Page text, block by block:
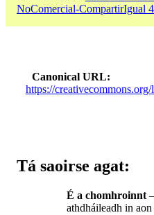
NoComercial-CompartirIgual
Canonical URL
https://
Tá saoirse agat:
É a chomhroinnt
athdháileadh in